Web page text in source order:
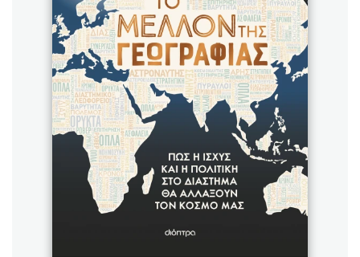
Sebastian Fitzek
Playlist